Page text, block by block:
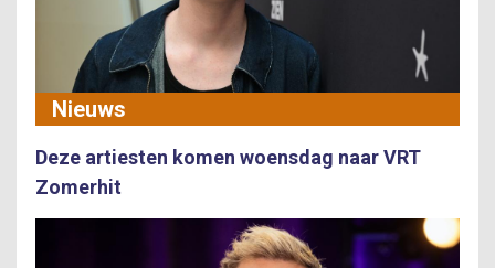
Nieuws
Deze artiesten komen woensdag naar VRT
Zomerhit